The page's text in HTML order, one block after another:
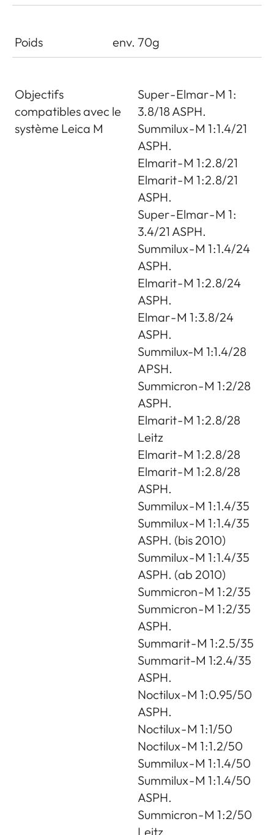
Poids env. 70g
Objectifs
compatibles avec le
système Leica M
Super - Elmar - M 1 :
3.8/18 ASPH.
Summilux - M 1 : 1.4/21
ASPH.
Elmarit - M 1 : 2.8/21
Elmarit - M 1 : 2.8/21
ASPH.
Super - Elmar - M 1 :
3.4/21 ASPH.
Summilux - M 1 : 1.4/24
ASPH.
Elmarit - M 1 : 2.8/24
ASPH.
Elmar - M 1 : 3.8/24
ASPH.
Summilux-M 1:1.4/28
APSH.
Summicron - M 1 : 2/28
ASPH.
Elmarit - M 1 : 2.8/28
Leitz
Elmarit - M 1 : 2.8/28
Elmarit - M 1 : 2.8/28
ASPH.
Summilux - M 1 : 1.4/35
Summilux - M 1 : 1.4/35
ASPH. (bis 2010)
Summilux - M 1 : 1.4/35
ASPH. (ab 2010)
Summicron - M 1 : 2/35
Summicron - M 1 : 2/35
ASPH.
Summarit - M 1 : 2.5/35
Summarit-M 1:2.4/35
ASPH.
Noctilux - M 1 : 0.95/50
ASPH.
Noctilux - M 1 : 1/50
Noctilux - M 1 : 1.2/50
Summilux - M 1 : 1.4/50
Summilux - M 1 : 1.4/50
ASPH.
Summicron - M 1 : 2/50
Leitz